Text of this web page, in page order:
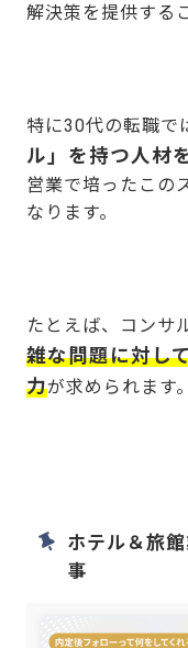
解決策を提供する
特に30代の転職で
ル」を持つ人材
営業で培ったこの
なります。
たとえば、コンサ
雑な問題に対し
力が求められます。
ホテル＆旅
事